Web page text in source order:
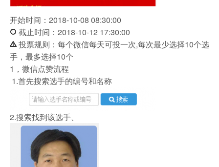
开始时间：2018-10-08 08:30:00
截止时间：2018-10-12 17:30:00
投票规则：每个微信每天可投一次,每次最少选择10个选
手，最多选择10个
1，微信点赞流程
1.首先搜索选手的编号和名称
2.搜索找到该选手、